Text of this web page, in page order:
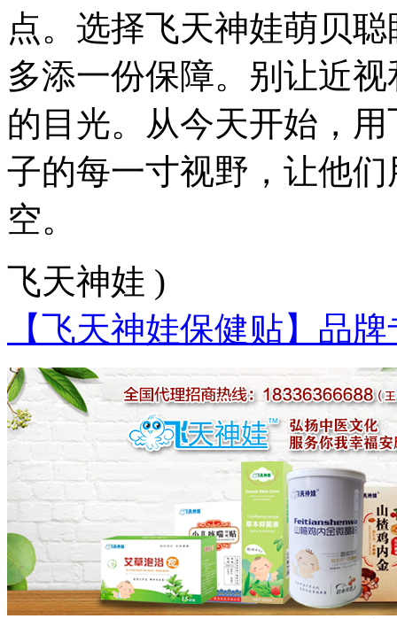
点。选择飞天神娃萌贝
多添一份保障。别让近
的目光。从今天开始，
子的每一寸视野，让他
空。
飞天神娃 )
【飞天神娃保健贴】品